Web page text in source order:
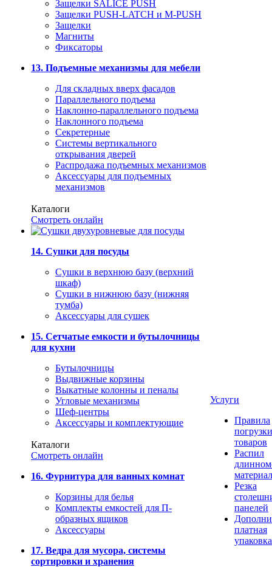
Защелки SALICE PUSH
Защелки PUSH-LATCH и M-PUSH
Защелки
Магниты
Фиксаторы
13. Подъемные механизмы для мебели
Для складных вверх фасадов
Параллельного подъема
Наклонно-параллельного подъема
Наклонного подъема
Секретерные
Системы вертикального
открывания дверей
Распродажа подъемных механизмов
Аксессуары для подъемных
механизмов
Каталоги
Смотреть онлайн
14. Сушки для посуды
Сушки в верхнюю базу (верхний
шкаф)
Сушки в нижнюю базу (нижняя
тумба)
Аксессуары для сушек
15. Сетчатые емкости и бутылочницы
для кухни
Бутылочницы
Выдвижные корзины
Выкатные колонны и пеналы
Угловые механизмы
Шеф-центры
Аксессуары и комплектующие
Каталоги
Смотреть онлайн
16. Фурнитура для ванных комнат
Корзины для белья
Комплекты емкостей для П-
образных ящиков
Аксессуары
17. Ведра для мусора, системы
сортировки и хранения
Услуги
Правила
погрузки
товаров
Распил
Резка
панелей
платная
упаковка